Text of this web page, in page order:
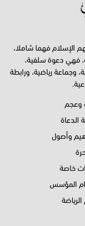
الإسلام فهما شاملا،
فهي دعوة سلفية،
وجماعة رياضية، ورابطة
وعجم
الدعاة
وأصول
خاصة
المؤسس